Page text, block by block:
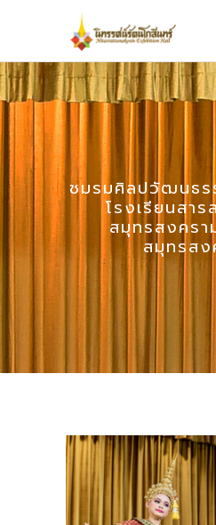
ชมรมศิลปวัฒนธร
โรงเรียนสาร
สมุทรสงคร
สมุทรสง